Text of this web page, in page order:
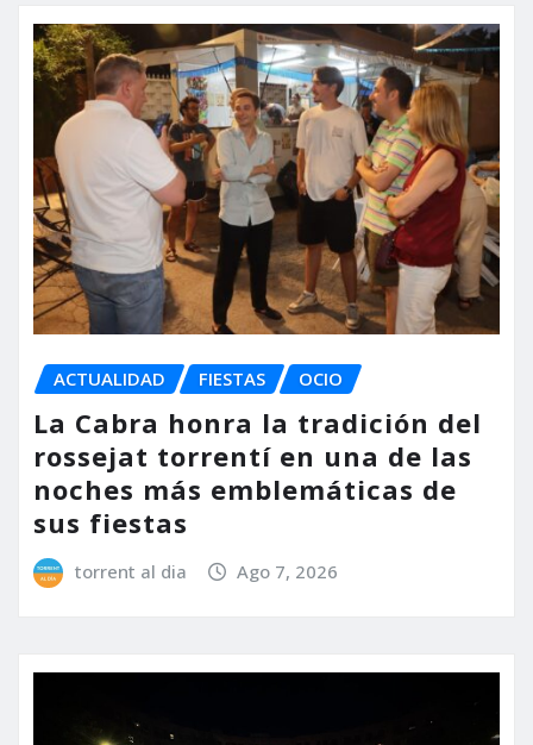
ACTUALIDAD FIESTAS OCIO
La Cabra honra la tradición del
rossejat torrentí en una de las
noches más emblemáticas de
sus fiestas
torrent al dia Ago 7, 2026